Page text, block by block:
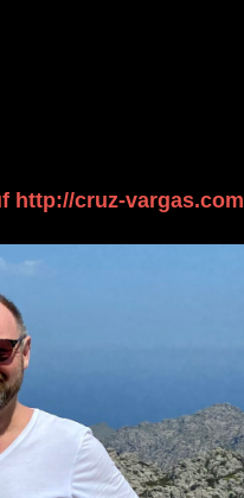
http://cruz-vargas.com